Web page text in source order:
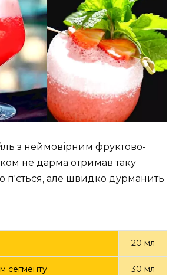
з неймовірним фруктово-
не дарма отримав таку
п'ється, але швидко дурманить
20 мл
сегменту 30 мл